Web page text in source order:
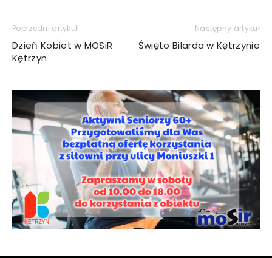
Poprzedni artykuł
Dzień Kobiet w MOSiR
Kętrzyn
Następny artykuł
Święto Bilarda w Kętrzynie